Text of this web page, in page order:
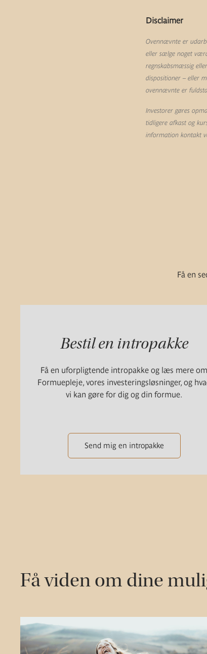
Disclaimer
Ovennævnte er
eller sælge noget
regnskabsmæssig
dispositioner – eller
ovennævnte er
Investorer gøres
tidligere afkast og
information kontakt
Få en
Bestil en intropakke
Få en uforpligtende intropakke og læs mere om
Formuepleje, vores investeringsløsninger, og
vi kan gøre for dig og din formue.
Send mig en intropakke
Få viden om dine